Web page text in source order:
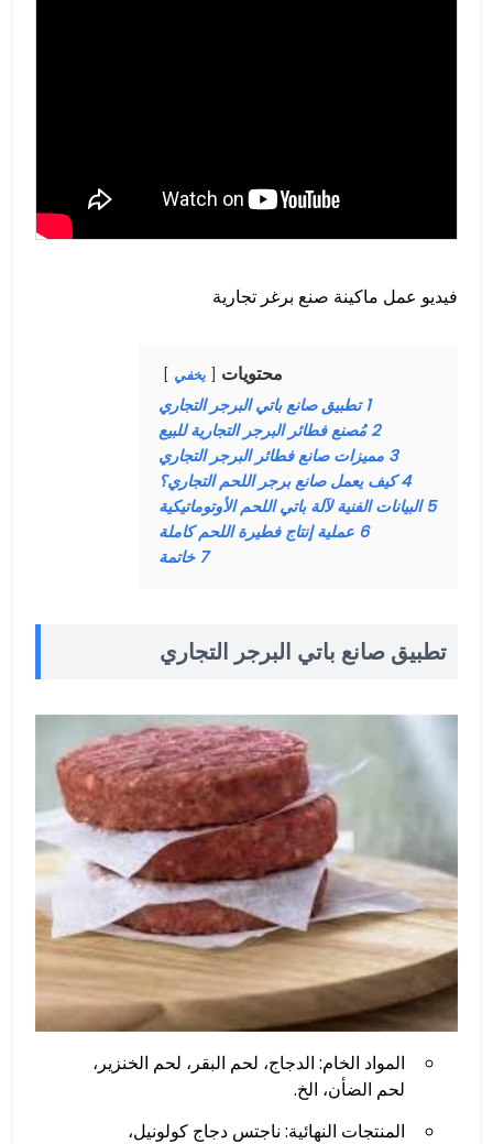
فيديو عمل ماكينة صنع برغر تجارية
محتويات يخفي
1 تطبيق صانع باتي البرجر التجاري
2 مُصنع فطائر البرجر التجارية للبيع
3 مميزات صانع فطائر البرجر التجاري
4 كيف يعمل صانع برجر اللحم التجاري؟
5 البيانات الفنية لآلة باتي اللحم الأوتوماتيكية
6 عملية إنتاج فطيرة اللحم كاملة
7 خاتمة
تطبيق صانع باتي البرجر التجاري
المواد الخام: الدجاج، لحم البقر، لحم الخنزير،
لحم الضأن، الخ.
المنتجات النهائية: ناجتس دجاج كولونيل،